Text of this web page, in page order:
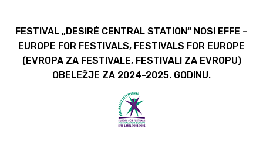
FESTIVAL „DESIRÉ CENTRAL STATION“ NOSI EFFE –
EUROPE FOR FESTIVALS, FESTIVALS FOR EUROPE
(EVROPA ZA FESTIVALE, FESTIVALI ZA EVROPU)
OBELEŽJE ZA 2024-2025. GODINU.